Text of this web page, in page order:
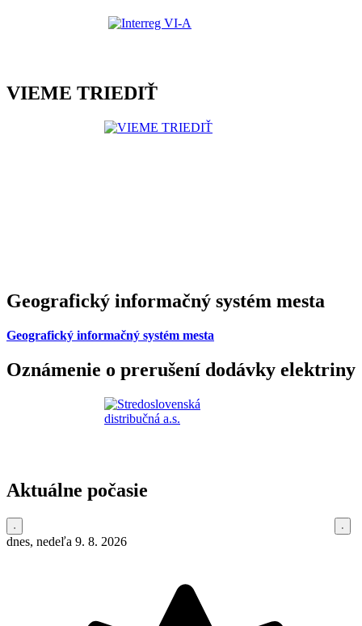
VIEME TRIEDIŤ
Geografický informačný systém mesta
Geografický informačný systém mesta
Oznámenie o prerušení dodávky elektriny
Aktuálne počasie
dnes, nedeľa 9. 8. 2026